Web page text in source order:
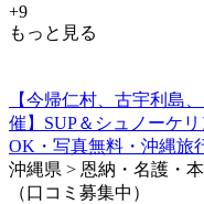
+9
もっと見る
【今帰仁村、古宇利島
催】SUP＆シュノーケ
OK・写真無料・沖縄旅
沖縄県 > 恩納・名護・
（口コミ募集中）